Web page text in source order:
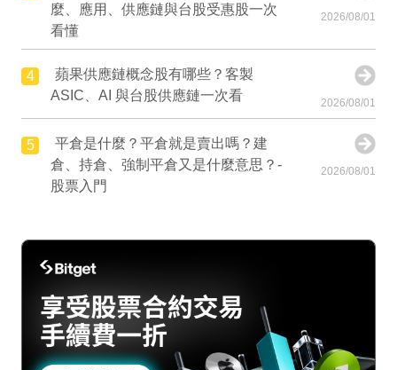
麼、應用、供應鏈與台股受惠股一次
看懂
2026/08/01
4
蘋果供應鏈概念股有哪些？客製
ASIC、AI 與台股供應鏈一次看
2026/08/01
5
平倉是什麼？平倉就是賣出嗎？建
倉、持倉、強制平倉又是什麼意思？-
股票入門
2026/08/01